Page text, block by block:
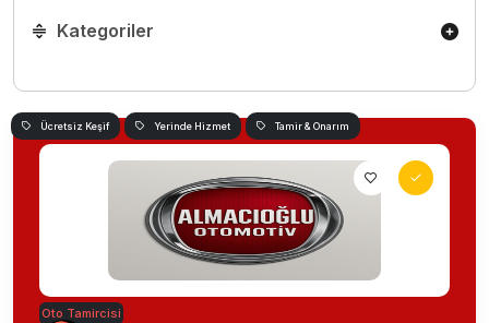
Kategoriler
Ücretsiz Keşif Yerinde Hizmet Tamir & Onarım
Oto Tamircisi